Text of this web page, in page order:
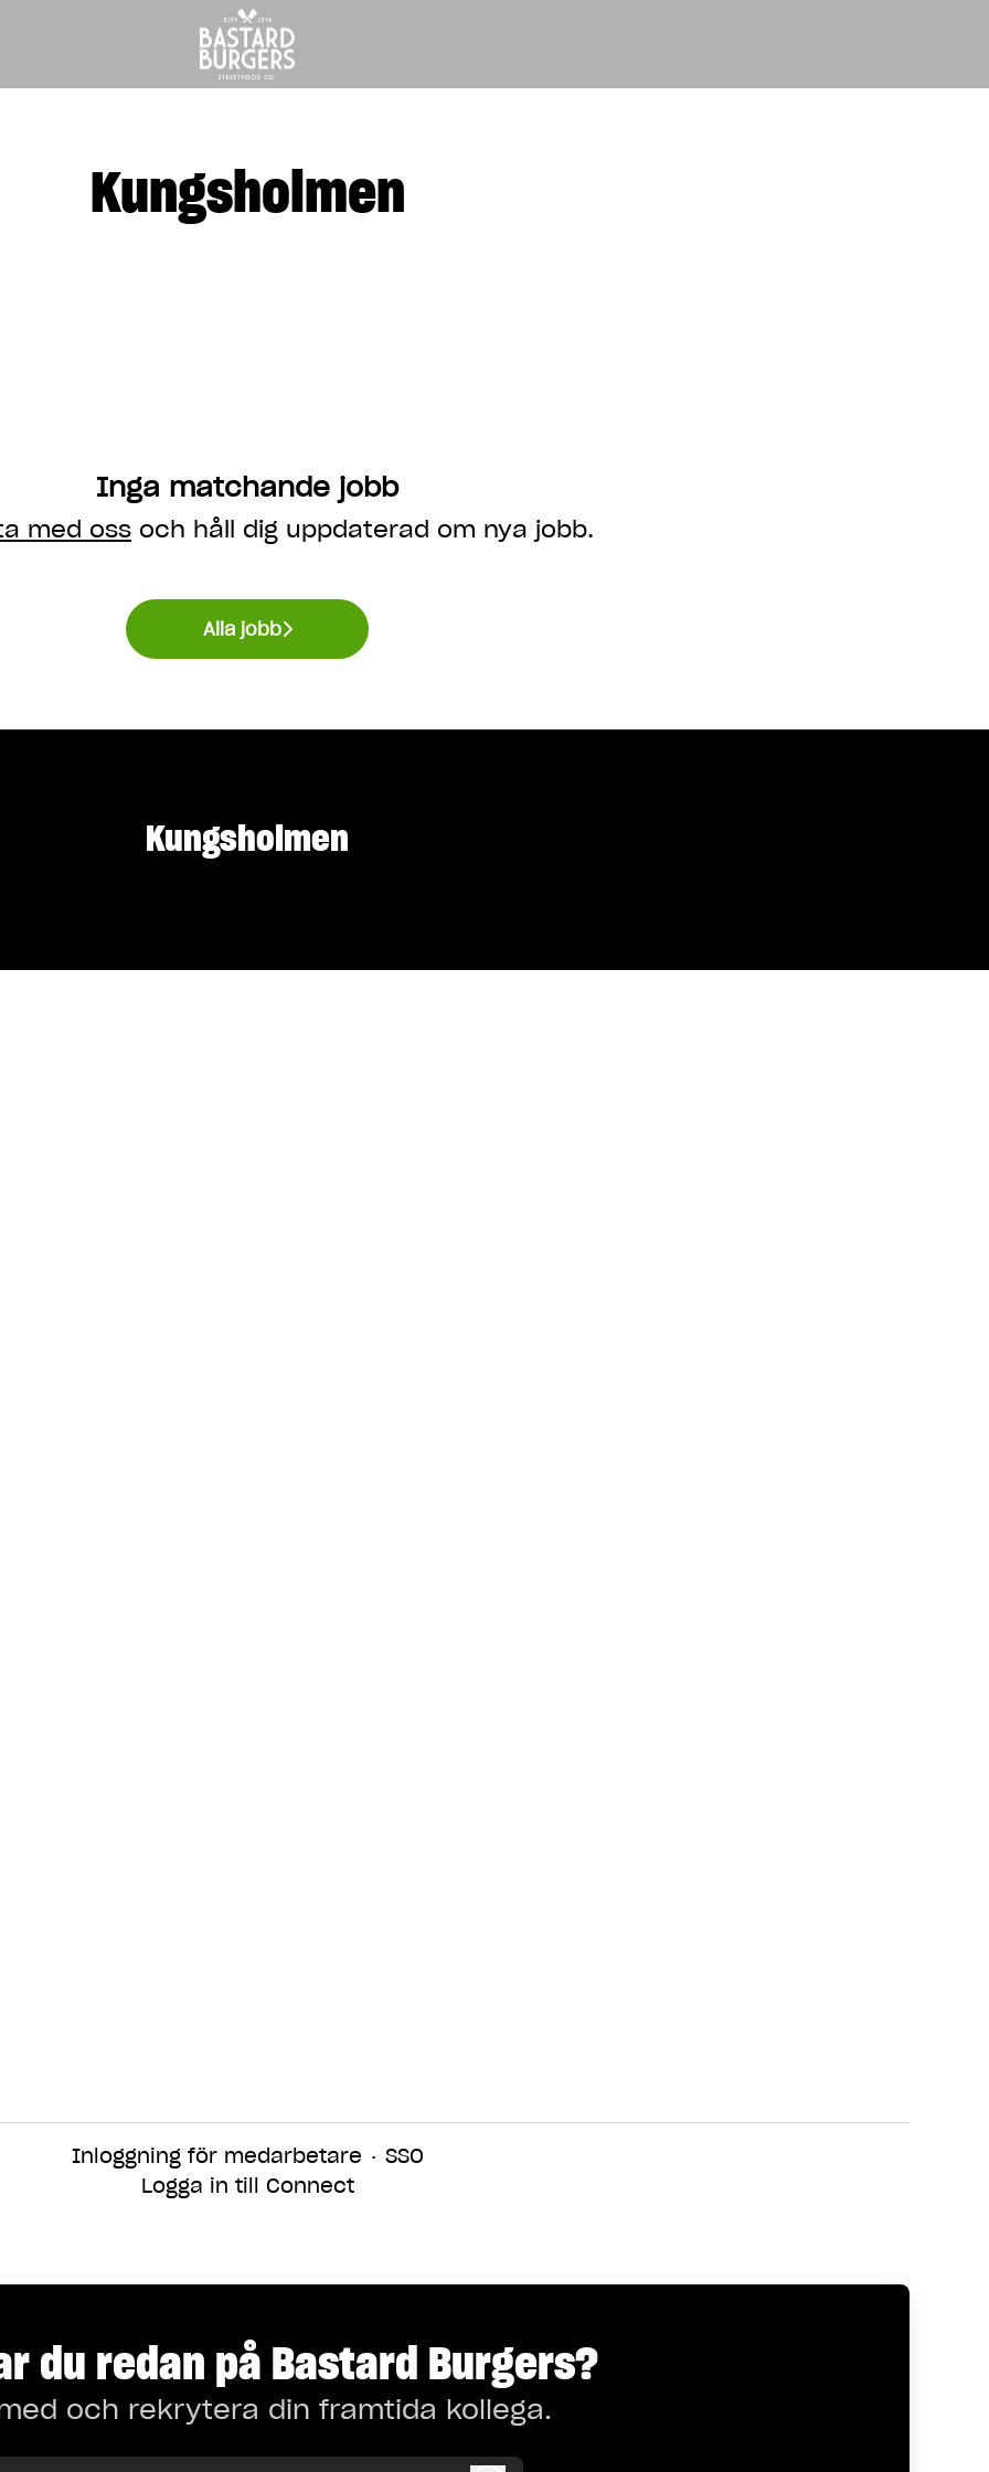
Kungsholmen
Inga matchande jobb
med oss och håll dig uppdaterad om nya jobb.
Alla jobb
Kungsholmen
Inloggning för medarbetare · SSO
Logga in till Connect
du redan på Bastard Burgers?
och rekrytera din framtida kollega.